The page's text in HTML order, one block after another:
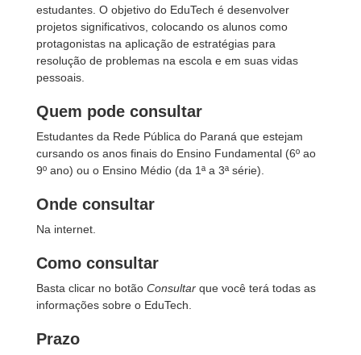
estudantes. O objetivo do EduTech é desenvolver
projetos significativos, colocando os alunos como
protagonistas na aplicação de estratégias para
resolução de problemas na escola e em suas vidas
pessoais.
Quem pode consultar
Estudantes da Rede Pública do Paraná que estejam
cursando os anos finais do Ensino Fundamental (6º ao
9º ano) ou o Ensino Médio (da 1ª a 3ª série).
Onde consultar
Na internet.
Como consultar
Basta clicar no botão Consultar que você terá todas as
informações sobre o EduTech.
Prazo